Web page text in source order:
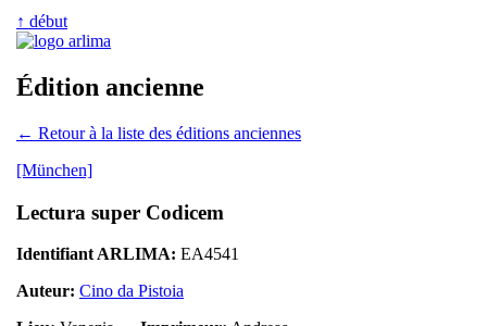
↑ début
Édition ancienne
← Retour à la liste des éditions anciennes
[München]
Lectura super Codicem
Identifiant ARLIMA: EA4541
Auteur: Cino da Pistoia